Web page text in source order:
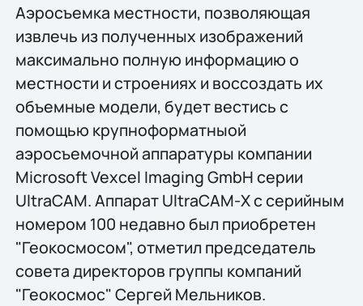
Аэросъемка местности, позволяющая
извлечь из полученных изображений
максимально полную информацию о
местности и строениях и воссоздать их
объемные модели, будет вестись с
помощью крупноформатныой
аэросъемочной аппаратуры компании
Microsoft Vexcel Imaging GmbH серии
UltraCAM. Аппарат UltraCAM-Х с серийным
номером 100 недавно был приобретен
"Геокосмосом", отметил председатель
совета директоров группы компаний
"Геокосмос" Сергей Мельников.